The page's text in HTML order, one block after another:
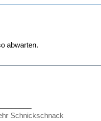
abwarten.
Schnickschnack